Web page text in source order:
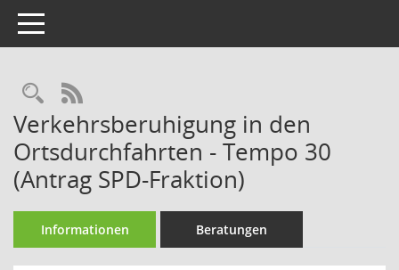
Toggle navigation
Rechercheauswahl
RSS-Feed
Verkehrsberuhigung in den
Ortsdurchfahrten - Tempo 30
(Antrag SPD-Fraktion)
Informationen Beratungen